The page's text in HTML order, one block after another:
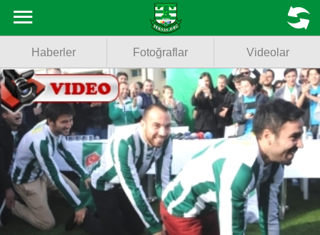
Fotoğraflar
Videolar
Basketbol
Voleybol
Puan Durumu
MENU
Haberler Fotoğraflar Videolar